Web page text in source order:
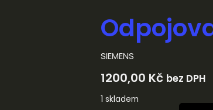
SIEMENS
1200,00 Kč bez DPH
1 skladem